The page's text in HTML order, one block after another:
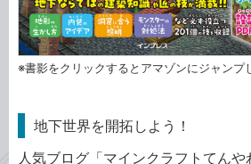
※書影をクリックするとアマゾンにジャンプ
地下世界を開拓しよう！
人気ブログ「マインクラフトてん